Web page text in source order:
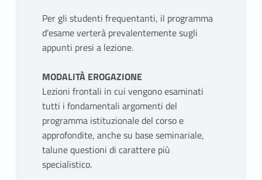
Per gli studenti frequentanti, il programma
d'esame verterà prevalentemente sugli
appunti presi a lezione.
MODALITÀ EROGAZIONE
Lezioni frontali in cui vengono esaminati
tutti i fondamentali argomenti del
programma istituzionale del corso e
approfondite, anche su base seminariale,
talune questioni di carattere più
specialistico.